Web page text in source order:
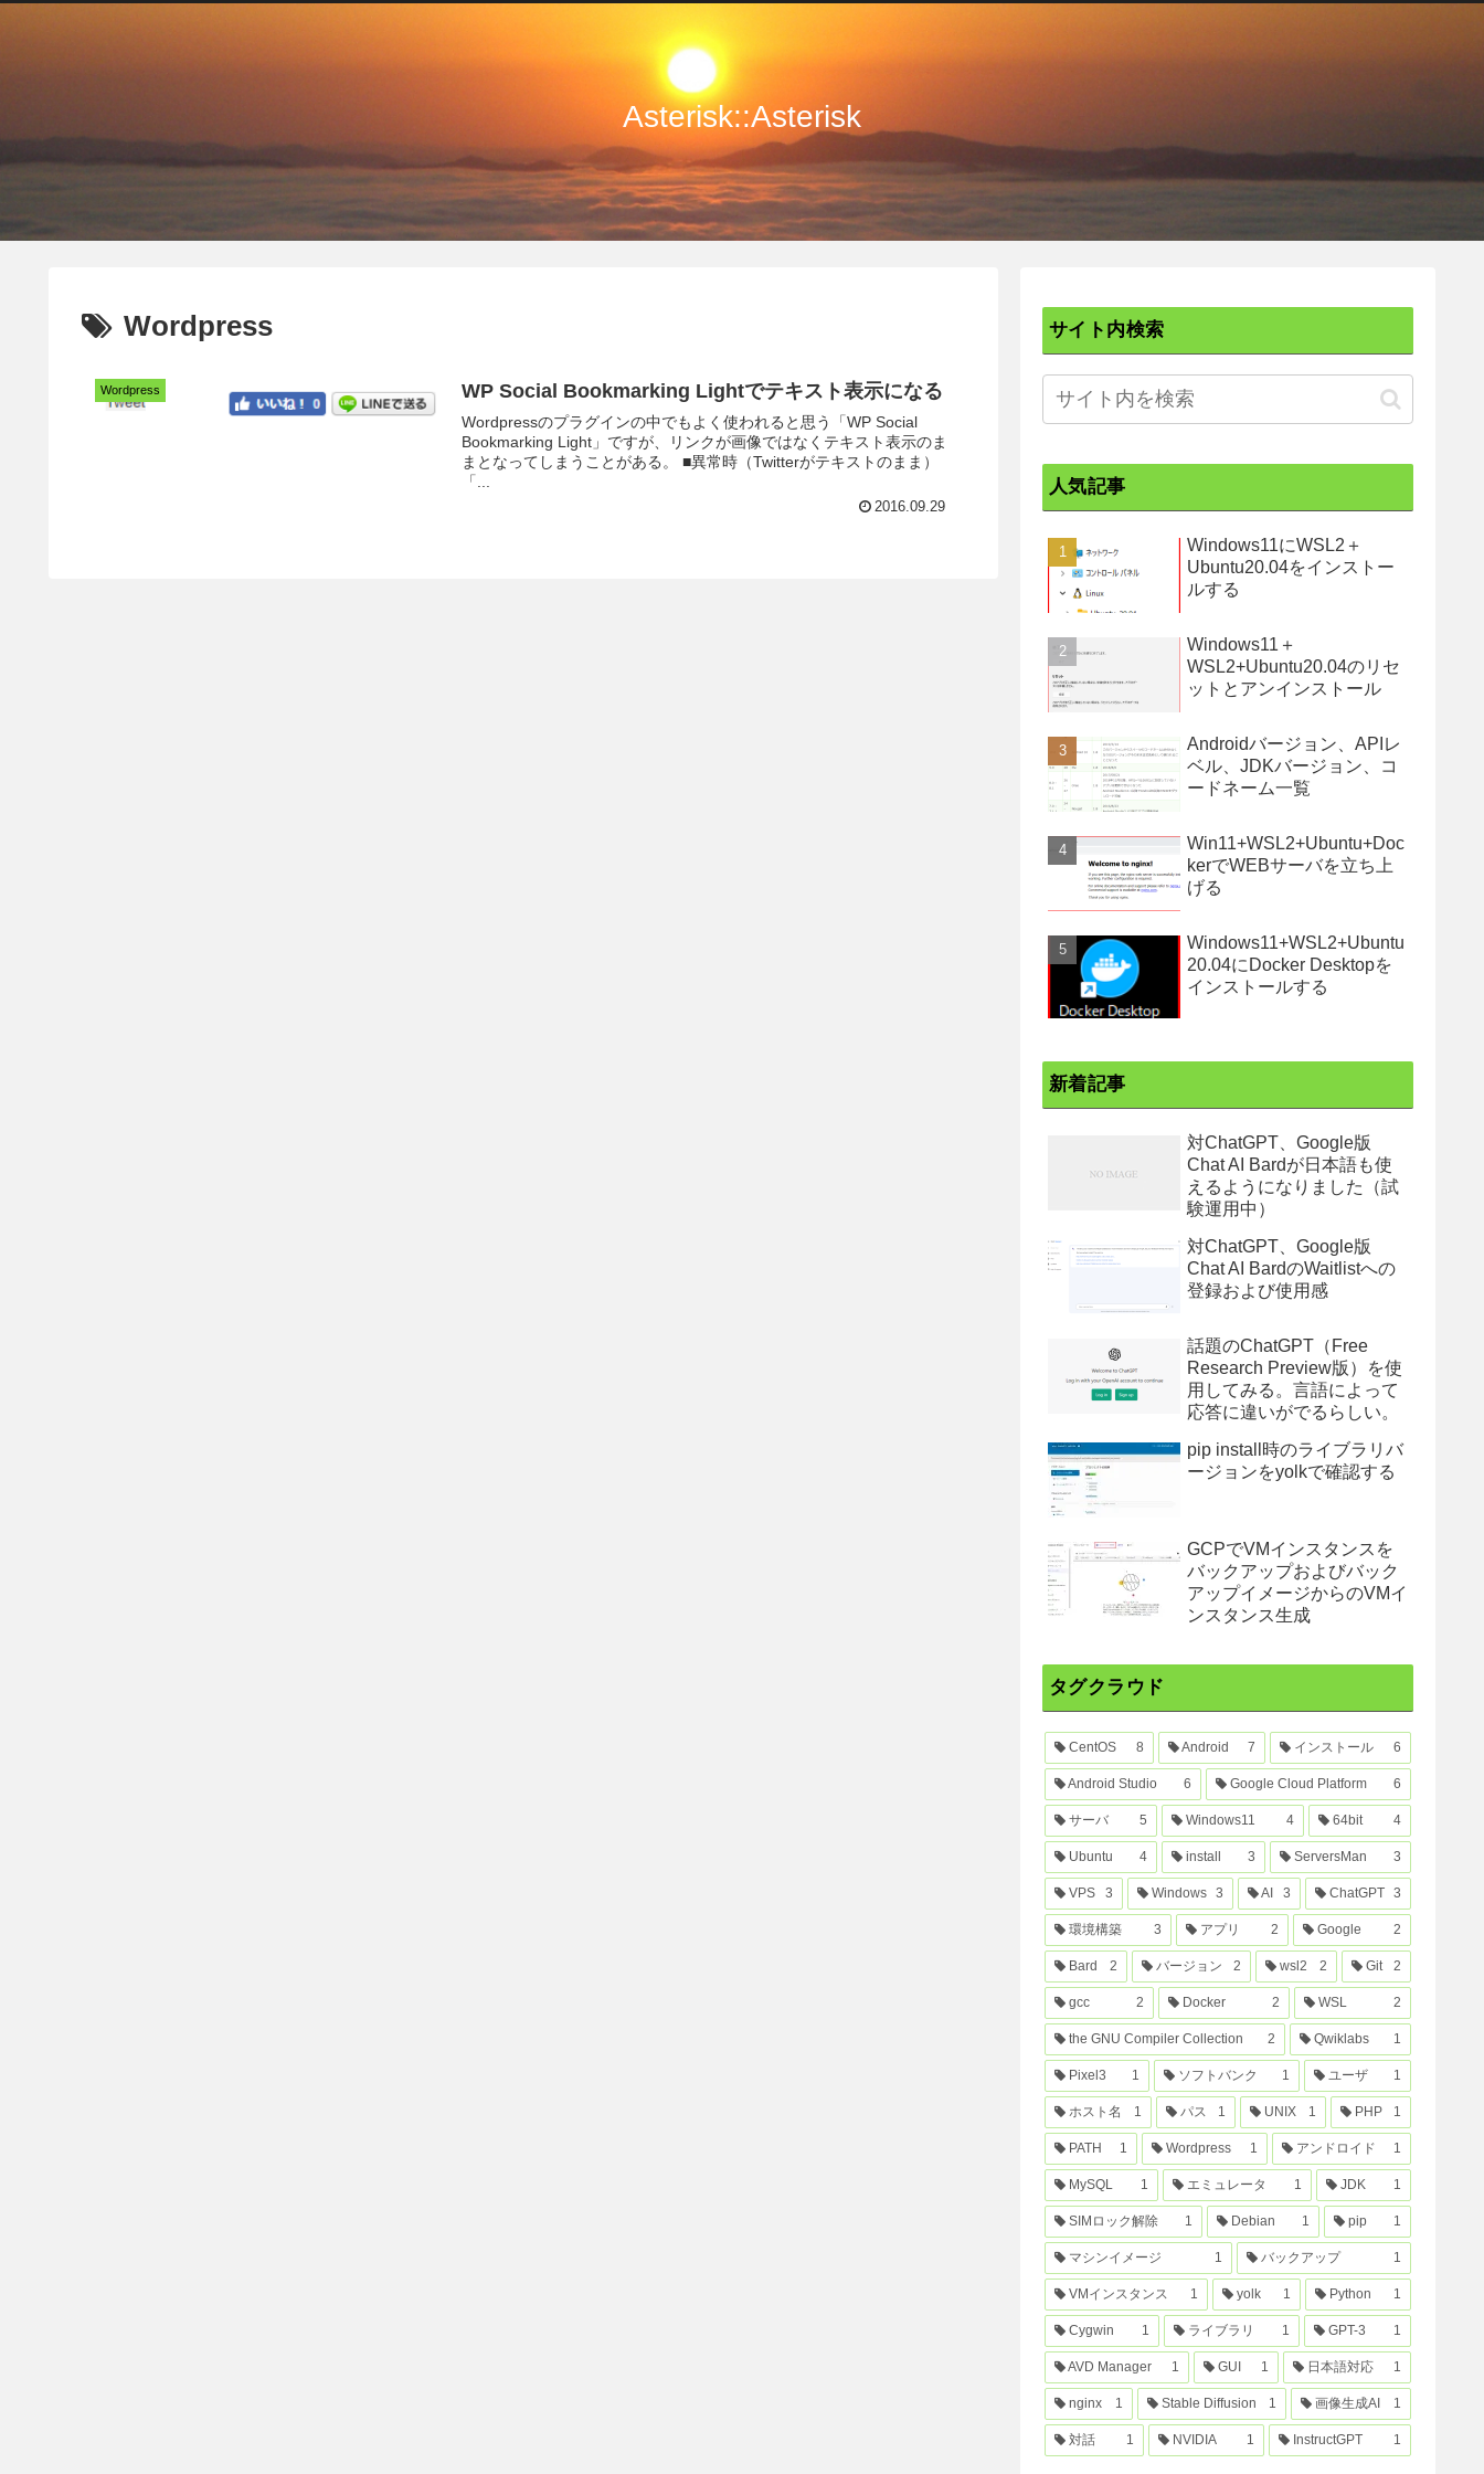
Asterisk::Asterisk
Wordpress
Wordpress WP Social Bookmarking Lightでテキスト表示になる
Wordpressのプラグインの中でもよく使われると思う「WP Social
Bookmarking Light」ですが、リンクが画像ではなくテキスト表示のま
まとなってしまうことがある。 ■異常時（Twitterがテキストのまま）
「...
2016.09.29
サイト内検索
人気記事
Windows11にWSL2＋
Ubuntu20.04をインストー
ルする
Windows11＋
WSL2+Ubuntu20.04のリセ
ットとアンインストール
Androidバージョン、APIレ
ベル、JDKバージョン、コ
ードネーム一覧
Win11+WSL2+Ubuntu+Doc
kerでWEBサーバを立ち上
げる
Windows11+WSL2+Ubuntu
20.04にDocker Desktopを
インストールする
新着記事
対ChatGPT、Google版
Chat AI Bardが日本語も使
えるようになりました（試
験運用中）
対ChatGPT、Google版
Chat AI BardのWaitlistへの
登録および使用感
話題のChatGPT（Free
Research Preview版）を使
用してみる。言語によって
応答に違いがでるらしい。
pip install時のライブラリバ
ージョンをyolkで確認する
GCPでVMインスタンスを
バックアップおよびバック
アップイメージからのVMイ
ンスタンス生成
タグクラウド
CentOS 8 Android 7 インストール 6
Android Studio 6 Google Cloud Platform 6
サーバ 5 Windows11 4 64bit 4
Ubuntu 4 install 3 ServersMan 3
VPS 3 Windows 3 AI 3 ChatGPT 3
環境構築 3 アプリ 2 Google 2
Bard 2 バージョン 2 wsl2 2 Git 2
gcc 2 Docker 2 WSL 2
the GNU Compiler Collection 2 Qwiklabs 1
Pixel3 1 ソフトバンク 1 ユーザ 1
ホスト名 1 パス 1 UNIX 1 PHP 1
PATH 1 Wordpress 1 アンドロイド 1
MySQL 1 エミュレータ 1 JDK 1
SIMロック解除 1 Debian 1 pip 1
マシンイメージ 1 バックアップ 1
VMインスタンス 1 yolk 1 Python 1
Cygwin 1 ライブラリ 1 GPT-3 1
AVD Manager 1 GUI 1 日本語対応 1
nginx 1 Stable Diffusion 1 画像生成AI 1
対話 1 NVIDIA 1 InstructGPT 1